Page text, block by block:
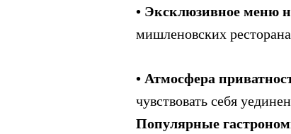
• Эксклюзивное меню
мишленовских
•Атмосфера
чувствовать себя
Популярные